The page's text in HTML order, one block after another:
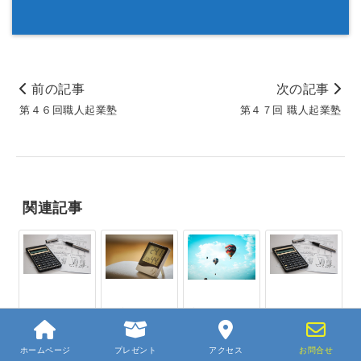
前の記事
第４６回職人起業塾
次の記事
第４７回 職人起業塾
関連記事
エアコンの選
び方 暖房設
備容量の算定
法
湿度について
家づくりの為
に、温度や熱
の正体につい
て勉強してみ
Q値とは？そ
の２ Q値の
計算について
ホームページ プレゼント アクセス お問合せ